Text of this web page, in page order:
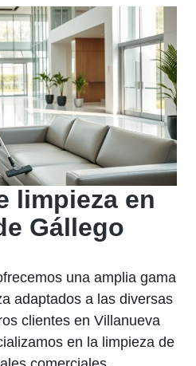
limpieza en
Gállego
una amplia gama
adaptados a las diversas
clientes en Villanueva
en la limpieza de